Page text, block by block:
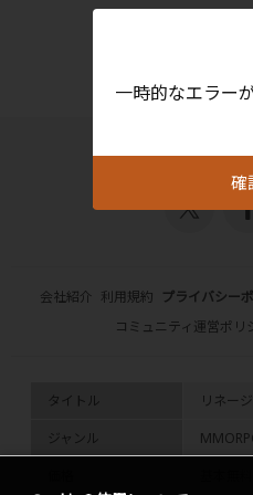
会社紹介 利用規約 プライバシー
コミュニティ運営ポリ
タイトル
リネー
ジャンル
一時的なエラー
確